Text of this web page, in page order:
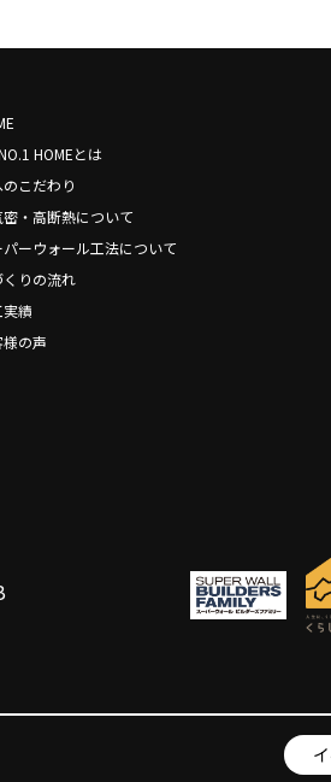
HOMEとは
のこだわり
密・高断熱について
パーウォール工法について
くりの流れ
績
様の声